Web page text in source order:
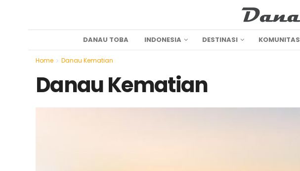
DANAU TOBA INDONESIA DESTINASI KOMUNITAS
Home Danau Kematian
Danau Kematian